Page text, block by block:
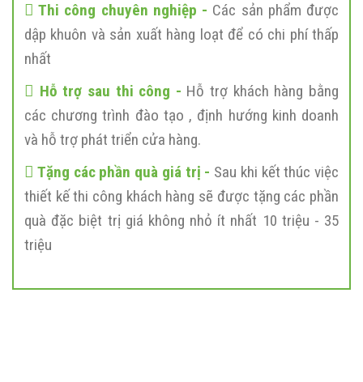
Thi công chuyên nghiệp - Các sản phẩm được
dập khuôn và sản xuất hàng loạt để có chi phí thấp
nhất
Hỗ trợ sau thi công - Hỗ trợ khách hàng bằng
các chương trình đào tạo , định hướng kinh doanh
và hỗ trợ phát triển cửa hàng.
Tặng các phần quà giá trị - Sau khi kết thúc việc
thiết kế thi công khách hàng sẽ được tặng các phần
quà đặc biệt trị giá không nhỏ ít nhất 10 triệu - 35
triệu